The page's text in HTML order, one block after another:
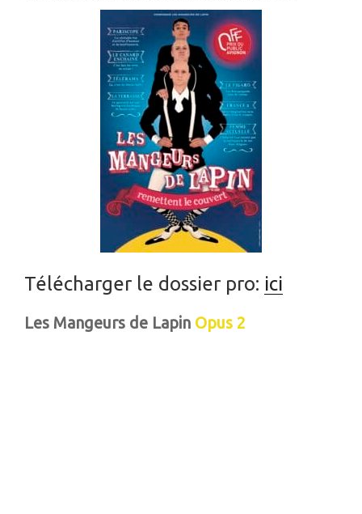
Télécharger le dossier pro: ici
Les Mangeurs de Lapin Opus 2